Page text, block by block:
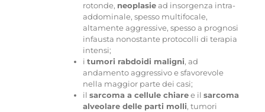
rotonde, neoplasiead insorgenza intra-
addominale, spesso multifocale,
altamente aggressive, spesso a prognosi
infausta nonostante protocolli di terapia
intensi;
itumori rabdoidi maligni, ad
andamento aggressivo e sfavorevole
nella maggior parte dei casi;
ilsarcoma a cellule chiaree ilsarcoma
alveolare delle parti molli, tumori